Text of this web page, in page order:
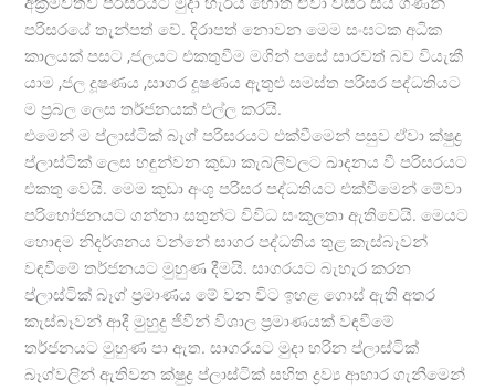
පරිසරයේ තැන්පත් වේ. දිරාපත් නොවන මෙම සංඝටක අධික
කාලයක් පසට ,ජලයට එකතුවීම මගින් පසේ සාරවත් බව වියැකී
යාම ,ජල දූෂණය ,සාගර දූෂණය ඇතුළු සමස්ත පරිසර පද්ධතියට
ම ප්‍රබල ලෙස තර්ජනයක් එල්ල කරයි.
එමෙන් ම ප්ලාස්ටික් බෑග් පරිසරයට එක්වීමෙන් පසුව ඒවා ක්ෂුද්‍ර
ප්ලාස්ටික් ලෙස හඳුන්වන කුඩා කැබලිවලට ඛාදනය වී පරිසරයට
එකතු වෙයි. මෙම කුඩා අංශු පරිසර පද්ධතියට එක්වීමෙන් මේවා
පරිභෝජනයට ගන්නා සතුන්ට විවිධ සංකූලතා ඇතිවෙයි. මෙයට
හොඳම නිදර්ශනය වන්නේ සාගර පද්ධතිය තුළ කැස්බෑවන්
වඳවීමේ තර්ජනයට මුහුණ දීමයි. සාගරයට බැහැර කරන
ප්ලාස්ටික් බෑග් ප්‍රමාණය මේ වන විට ඉහළ ගොස් ඇති අතර
කැස්බෑවන් ආදී මුහුදු ජීවීන් විශාල ප්‍රමාණයක් වඳවීමේ
තර්ජනයට මුහුණ පා ඇත. සාගරයට මුදා හරින ප්ලාස්ටික්
බෑග්වලින් ඇතිවන ක්ෂුද්‍ර ප්ලාස්ටික් සහිත ද්‍රව්‍ය ආහාර ගැනීමෙන්